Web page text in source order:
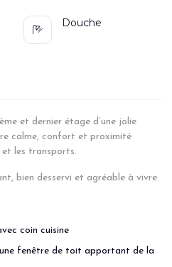
Douche
et dernier étage d’une jolie
calme, confort et proximité
et les transports.
bien desservi et agréable à vivre.
coin cuisine
fenêtre de toit apportant de la